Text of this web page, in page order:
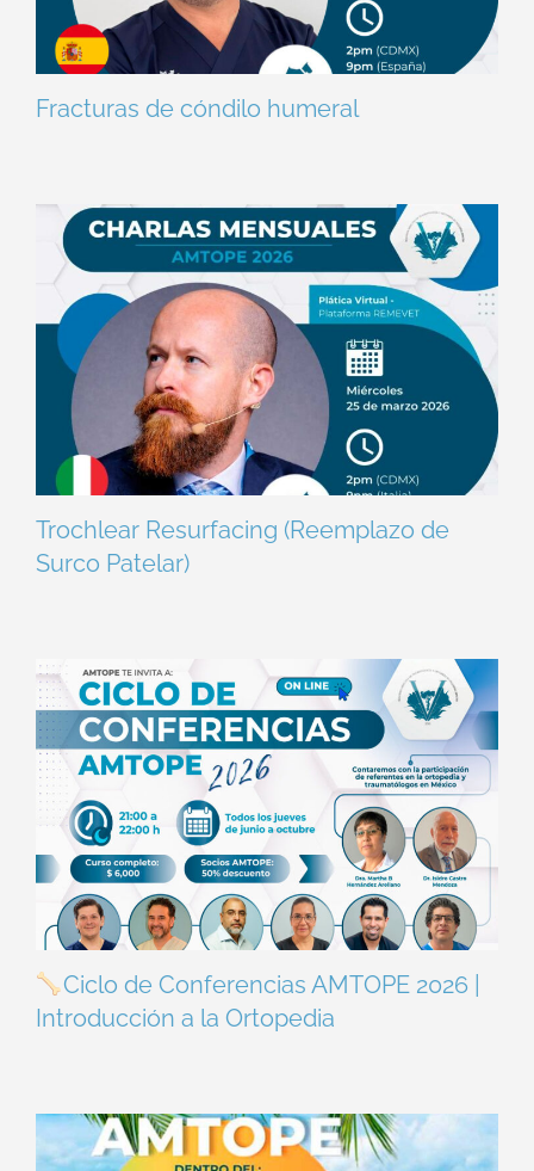
Fracturas de cóndilo humeral
Trochlear Resurfacing (Reemplazo de
Surco Patelar)
Ciclo de Conferencias AMTOPE 2026 |
Introducción a la Ortopedia